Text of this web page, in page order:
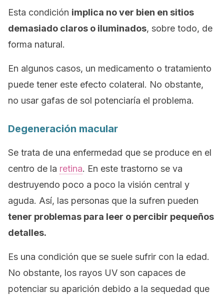
Esta condición implica no ver bien en sitios
demasiado claros o iluminados, sobre todo, de
forma natural.
En algunos casos, un medicamento o tratamiento
puede tener este efecto colateral. No obstante,
no usar gafas de sol potenciaría el problema.
Degeneración macular
Se trata de una enfermedad que se produce en el
centro de la retina. En este trastorno se va
destruyendo poco a poco la visión central y
aguda. Así, las personas que la sufren pueden
tener problemas para leer o percibir pequeños
detalles.
Es una condición que se suele sufrir con la edad.
No obstante, los rayos UV son capaces de
potenciar su aparición debido a la sequedad que